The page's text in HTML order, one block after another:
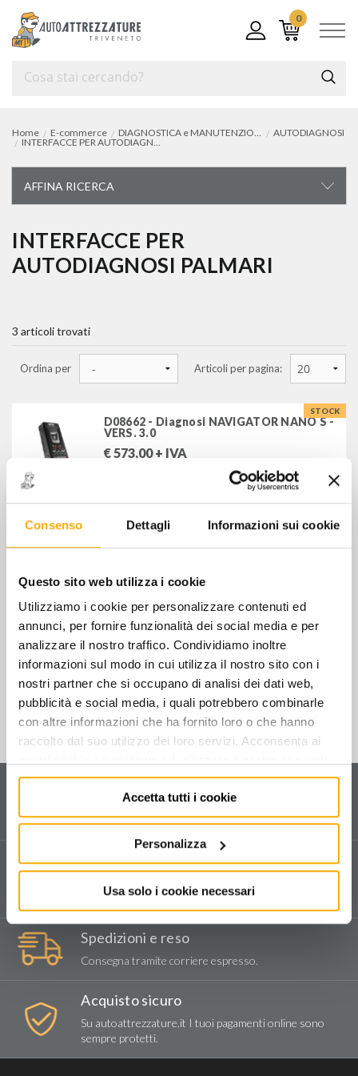
Consenso Dettagli Informazioni sui cookie
Questo sito web utilizza i cookie
Utilizziamo i cookie per personalizzare contenuti ed
annunci, per fornire funzionalità dei social media e per
analizzare il nostro traffico. Condividiamo inoltre
informazioni sul modo in cui utilizza il nostro sito con i
nostri partner che si occupano di analisi dei dati web,
pubblicità e social media, i quali potrebbero combinarle
con altre informazioni che ha fornito loro o che hanno
raccolto dal suo utilizzo dei loro servizi. Acconsenta ai
Accetta tutti i cookie
Personalizza
Usa solo i cookie necessari
0
Home E-commerce DIAGNOSTICA e MANUTENZIONE ARIA CONDIZIONATA
AUTODIAGNOSI
INTERFACCE PER AUTODIAGNOSI PALMARI
AFFINA RICERCA
DIAGNOSTICA E MANUTENZIONE ARIA
CONDIZIONATA
interfacce per autodiagnosi palmari
sistemi adas
cavi, accessori, integrazioni software per autodiagnosi
oscilloscopi e diagnosi gas di scarico
stazioni di ricarica aria condizionata
FILTRA PER
MARCHI
TEXA S.P.A.
INTERFACCE PER
AUTODIAGNOSI PALMARI
3 articoli trovati
Ordina per Articoli per pagina:
STOCK
D08662 - Diagnosi NAVIGATOR NANO S -
VERS. 3.0
€573,00+ IVA
STOCK
PASS-THRU
€869,00+ IVA
D117D0 - Diagnosi NAVIGATOR TXB
EVOLUTION
Servizio clienti
Contattaciper ricevere informazioni sul tuo ordine
e sui nostri prodotti.
Assistenza tecnica
Compila il form per richiedere assistenza.
Spedizioni e reso
Consegna tramite corriere espresso.
Acquisto sicuro
Su autoattrezzature.it I tuoi pagamenti online sono
sempre protetti.